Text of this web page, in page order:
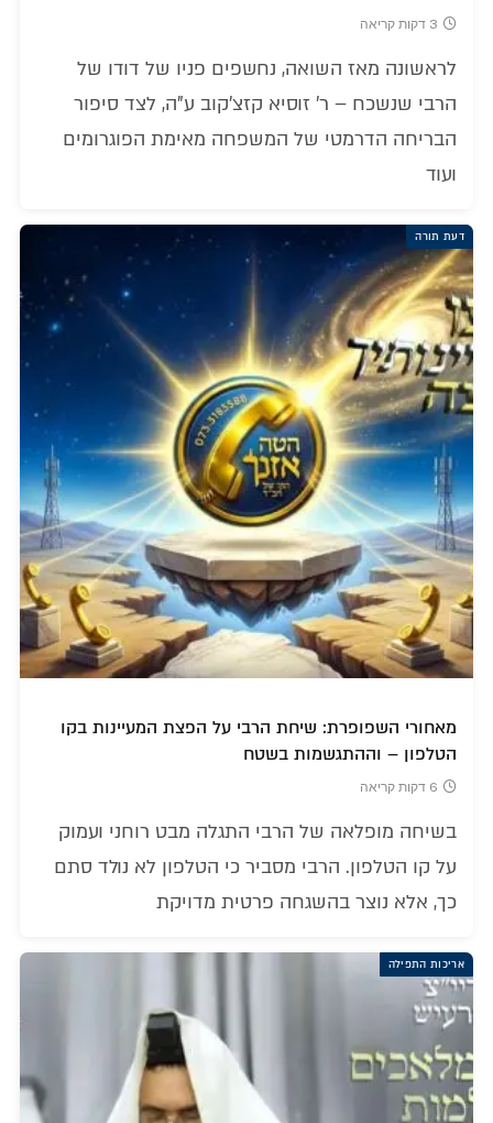
3 דקות קריאה
לראשונה מאז השואה, נחשפים פניו של דודו של
הרבי שנשכח – ר' זוסיא קזצ'קוב ע"ה, לצד סיפור
הבריחה הדרמטי של המשפחה מאימת הפוגרומים
ועוד
דעת תורה
מאחורי השפופרת: שיחת הרבי על הפצת המעיינות בקו
הטלפון – וההתגשמות בשטח
6 דקות קריאה
בשיחה מופלאה של הרבי התגלה מבט רוחני ועמוק
על קו הטלפון. הרבי מסביר כי הטלפון לא נולד סתם
כך, אלא נוצר בהשגחה פרטית מדויקת
אריכות התפילה